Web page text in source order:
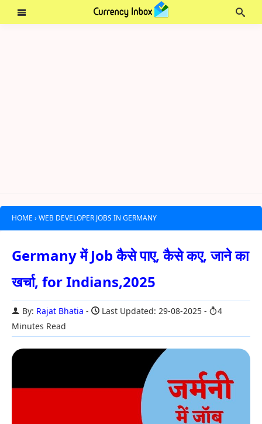
HOME › WEB DEVELOPER JOBS IN GERMANY
Germany में Job कैसे पाए, कैसे कए, जाने का
खर्चा, for Indians,2025
By: Rajat Bhatia Last Updated: 29-08-2025
4
Minutes Read